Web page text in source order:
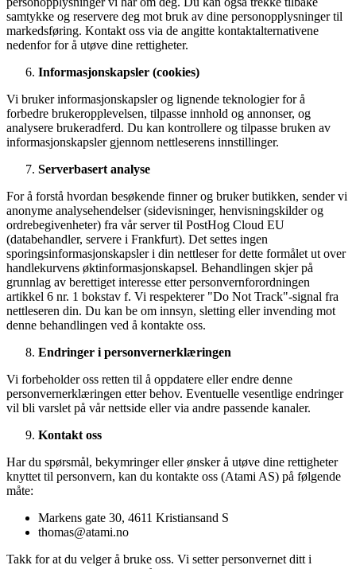
samtykke og reservere deg mot bruk av dine personopplysninger til
markedsføring. Kontakt oss via de angitte kontaktalternativene
nedenfor for å utøve dine rettigheter.
Informasjonskapsler (cookies)
Vi bruker informasjonskapsler og lignende teknologier for å
forbedre brukeropplevelsen, tilpasse innhold og annonser, og
analysere brukeradferd. Du kan kontrollere og tilpasse bruken av
informasjonskapsler gjennom nettleserens innstillinger.
Serverbasert analyse
For å forstå hvordan besøkende finner og bruker butikken, sender vi
anonyme analysehendelser (sidevisninger, henvisningskilder og
ordrebegivenheter) fra vår server til PostHog Cloud EU
(databehandler, servere i Frankfurt). Det settes ingen
sporingsinformasjonskapsler i din nettleser for dette formålet ut over
handlekurvens øktinformasjonskapsel. Behandlingen skjer på
grunnlag av berettiget interesse etter personvernforordningen
artikkel 6 nr. 1 bokstav f. Vi respekterer "Do Not Track"-signal fra
nettleseren din. Du kan be om innsyn, sletting eller invending mot
denne behandlingen ved å kontakte oss.
Endringer i personvernerklæringen
Vi forbeholder oss retten til å oppdatere eller endre denne
personvernerklæringen etter behov. Eventuelle vesentlige endringer
vil bli varslet på vår nettside eller via andre passende kanaler.
Kontakt oss
Har du spørsmål, bekymringer eller ønsker å utøve dine rettigheter
knyttet til personvern, kan du kontakte oss (Atami AS) på følgende
måte:
Markens gate 30, 4611 Kristiansand S
thomas@atami.no
Takk for at du velger å bruke oss. Vi setter personvernet ditt i